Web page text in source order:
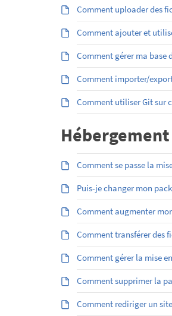
Comment uploader des
Comment ajouter et
Comment gérer ma base
Comment importer/
Comment utiliser Git sur
Comment se passe la
Puis-je changer mon
Comment augmenter
Comment transférer des
Comment gérer la mise
Comment supprimer la
Comment rediriger un